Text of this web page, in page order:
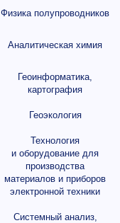
Физика полупроводников
Аналитическая химия
Геоинформатика,
картография
Геоэкология
Технология
и оборудование для
производства
материалов и приборов
электронной техники
Системный анализ,